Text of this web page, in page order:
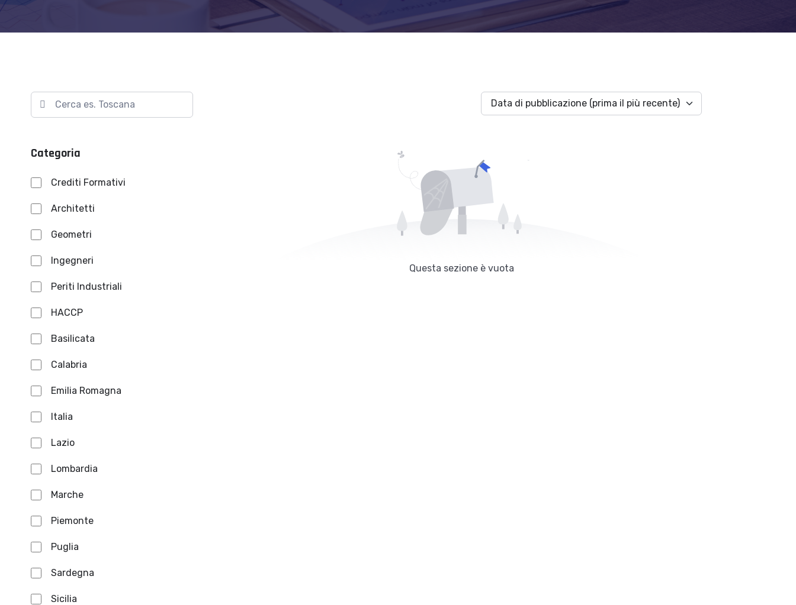
Categoria
Crediti Formativi
Architetti
Geometri
Ingegneri
Periti Industriali
HACCP
Basilicata
Calabria
Emilia Romagna
Italia
Lazio
Lombardia
Marche
Piemonte
Puglia
Sardegna
Sicilia
Data di pubblicazione (prima il più recente)
Questa sezione è vuota